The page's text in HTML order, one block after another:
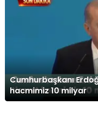
Oscar
En İyi
Cumhurbaşkanı
hacmimiz 10 milyar